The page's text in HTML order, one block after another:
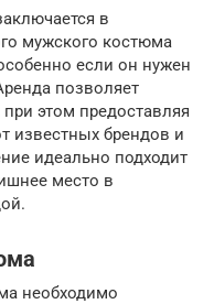
в
мужского костюма
если он нужен
позволяет
этом предоставляя
известных брендов и
идеально подходит
место в
необходимо